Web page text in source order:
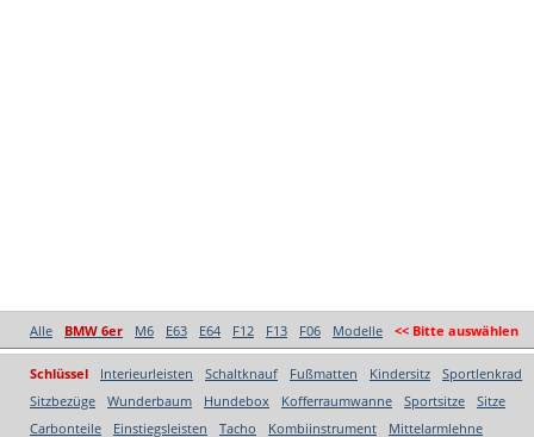
Alle BMW 6er M6 E63 E64 F12 F13 F06 Modelle << Bitte auswählen
Schlüssel Interieurleisten Schaltknauf Fußmatten Kindersitz
Sportlenkrad
Sitzbezüge
Wunderbaum Hundebox Kofferraumwanne Sportsitze
Sitze
Carbonteile
Einstiegsleisten Tacho Kombiinstrument
Mittelarmlehne